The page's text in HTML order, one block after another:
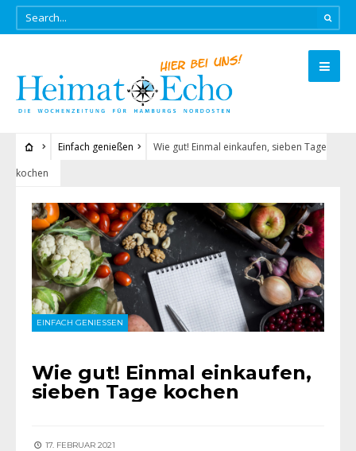
Einfach genießen
Wie gut! Einmal einkaufen, sieben Tage
kochen
EINFACH GENIESSEN
Wie gut! Einmal einkaufen,
sieben Tage kochen
17. FEBRUAR 2021